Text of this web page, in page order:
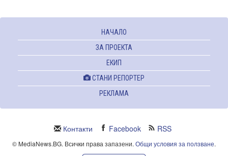
НАЧАЛО
ЗА ПРОЕКТА
ЕКИП
СТАНИ РЕПОРТЕР
РЕКЛАМА
Контакти Facebook RSS
© MediaNews.BG. Всички права запазени. Общи условия за ползване.